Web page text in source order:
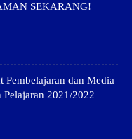
SEKARANG!
Pembelajaran dan Media
Pelajaran 2021/2022